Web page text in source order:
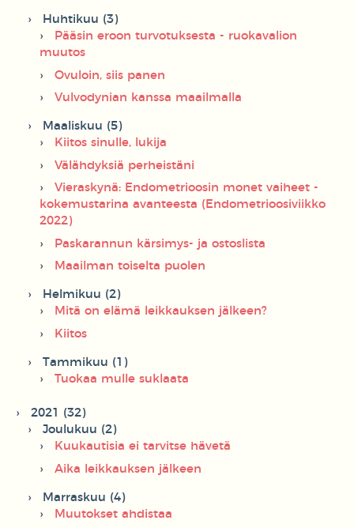
Huhtikuu (3)
Pääsin eroon turvotuksesta - ruokavalion
muutos
Ovuloin, siis panen
Vulvodynian kanssa maailmalla
Maaliskuu (5)
Kiitos sinulle, lukija
Välähdyksiä perheistäni
Vieraskynä: Endometrioosin monet vaiheet -
kokemustarina avanteesta (Endometrioosiviikko
2022)
Paskarannun kärsimys- ja ostoslista
Maailman toiselta puolen
Helmikuu (2)
Mitä on elämä leikkauksen jälkeen?
Kiitos
Tammikuu (1)
Tuokaa mulle suklaata
2021 (32)
Joulukuu (2)
Kuukautisia ei tarvitse hävetä
Aika leikkauksen jälkeen
Marraskuu (4)
Muutokset ahdistaa